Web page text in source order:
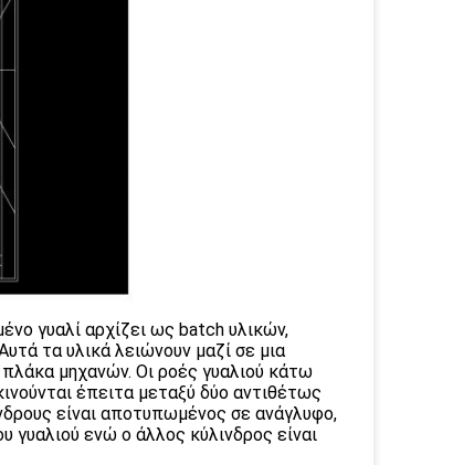
γυαλί αρχίζει ως batch υλικών,
τα υλικά λειώνουν μαζί σε μια
μηχανών. Οι ροές γυαλιού κάτω
έπειτα μεταξύ δύο αντιθέτως
είναι αποτυπωμένος σε ανάγλυφο,
ενώ ο άλλος κύλινδρος είναι